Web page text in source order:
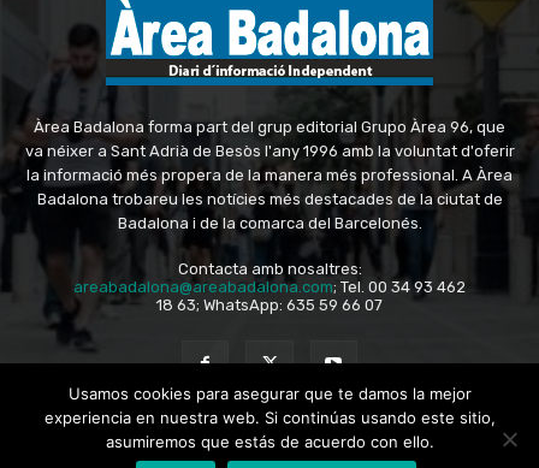
Àrea Badalona forma part del grup editorial Grupo Àrea 96, que
va néixer a Sant Adrià de Besòs l'any 1996 amb la voluntat d'oferir
la informació més propera de la manera més professional. A Àrea
Badalona trobareu les notícies més destacades de la ciutat de
Badalona i de la comarca del Barcelonés.
Contacta amb nosaltres:
areabadalona@areabadalona.com; Tel. 00 34 93 462
18 63; WhatsApp: 635 59 66 07
Usamos cookies para asegurar que te damos la mejor
experiencia en nuestra web. Si continúas usando este sitio,
asumiremos que estás de acuerdo con ello.